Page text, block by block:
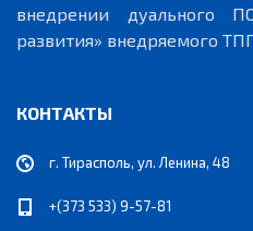
внедрении дуального
развития» внедряемого
КОНТАКТЫ
г. Тирасполь, ул. Ленина, 48
+(373 533) 9-57-81